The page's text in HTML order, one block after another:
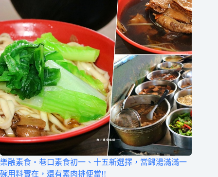
樂融素食‧巷口素食初一、十五新選擇，當歸湯滿滿一
碗用料實在，還有素肉排便當!!